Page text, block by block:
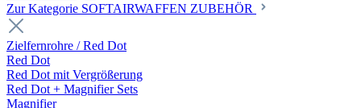
Zur Kategorie SOFTAIRWAFFEN ZUBEHÖR
Zielfernrohre / Red Dot
Red Dot
Red Dot mit Vergrößerung
Red Dot + Magnifier Sets
Magnifier